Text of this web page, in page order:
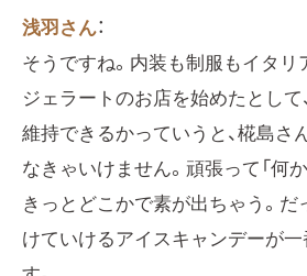
浅羽さん：
そうですね。内装も制服もイタリ
ジェラートのお店を始めたとして
維持できるかっていうと、椛島さ
なきゃいけません。頑張って「何か
きっとどこかで素が出ちゃう。
けていけるアイスキャンデーが